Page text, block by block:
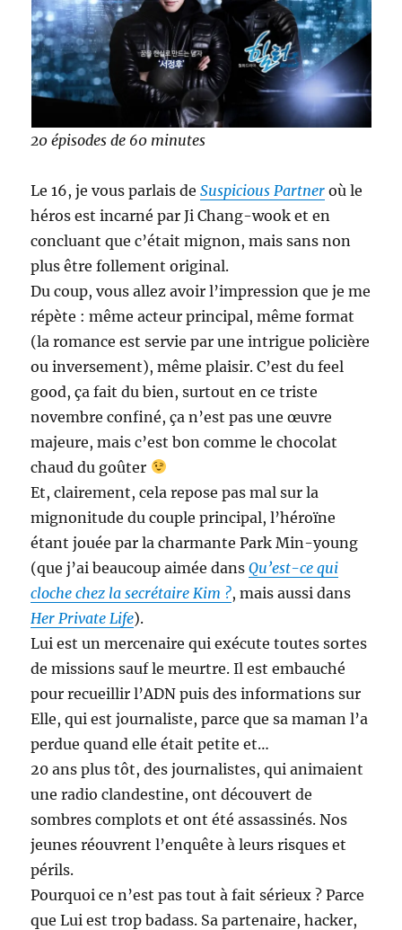
20 épisodes de 60 minutes
Le 16, je vous parlais deSuspicious Partner où le
héros est incarné par Ji Chang-wook et en
concluant que c’était mignon, mais sans non
plus être follement original.
Du coup, vous allez avoir l’impression que je me
répète : même acteur principal, même format
(la romance est servie par une intrigue policière
ou inversement), même plaisir. C’est du feel
good, ça fait du bien, surtout en ce triste
novembre confiné, ça n’est pas une œuvre
majeure, mais c’est bon comme le chocolat
chaud du goûter
Et, clairement, cela repose pas mal sur la
mignonitude du couple principal, l’héroïne
étant jouée par la charmante Park Min-young
(que j’ai beaucoup aimée dansQu’est-ce qui
cloche chez la secrétaire Kim ?, mais aussi dans
Her Private Life).
Lui est un mercenaire qui exécute toutes sortes
de missions sauf le meurtre. Il est embauché
pour recueillir l’ADN puis des informations sur
Elle, qui est journaliste, parce que sa maman l’a
perdue quand elle était petite et…
20 ans plus tôt, des journalistes, qui animaient
une radio clandestine, ont découvert de
sombres complots et ont été assassinés. Nos
jeunes réouvrent l’enquête à leurs risques et
périls.
Pourquoi ce n’est pas tout à fait sérieux ? Parce
que Lui est trop badass. Sa partenaire, hacker,